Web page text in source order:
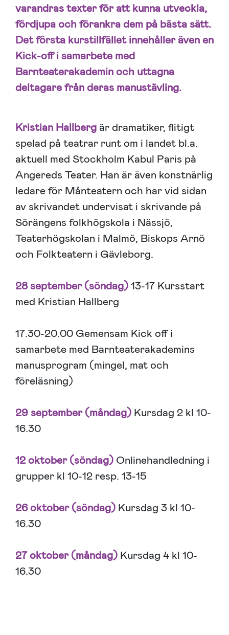
varandras texter för att kunna utveckla,
fördjupa och förankra dem på bästa sätt.
Det första kurstillfället innehåller även en
Kick-off i samarbete med
Barnteaterakademin och uttagna
deltagare från deras manustävling.
Kristian Hallberg är dramatiker, flitigt
spelad på teatrar runt om i landet bl.a.
aktuell med Stockholm Kabul Paris på
Angereds Teater. Han är även konstnärlig
ledare för Månteatern och har vid sidan
av skrivandet undervisat i skrivande på
Sörängens folkhögskola i Nässjö,
Teaterhögskolan i Malmö, Biskops Arnö
och Folkteatern i Gävleborg.
28 september (söndag)13-17 Kursstart
med Kristian Hallberg
17.30-20.00 Gemensam Kick off i
samarbete med Barnteaterakademins
manusprogram (mingel, mat och
föreläsning)
29 september (måndag) Kursdag 2 kl 10-
16.30
12 oktober (söndag) Onlinehandledning i
grupper kl 10-12 resp. 13-15
26 oktober (söndag) Kursdag 3 kl 10-
16.30
27 oktober (måndag) Kursdag 4 kl 10-
16.30